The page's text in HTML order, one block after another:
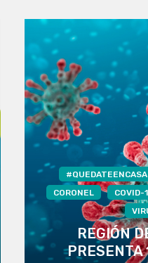
#QUEDATEENCASA
CORONEL
COVID-
REGIÓN
PRESENTA